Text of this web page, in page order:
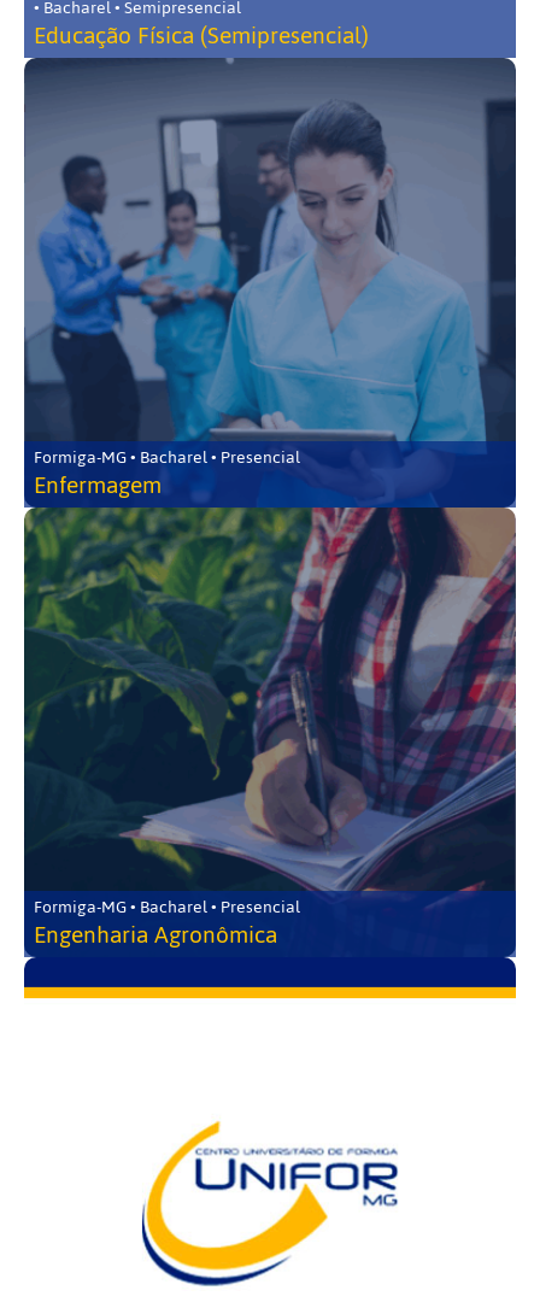
• Bacharel • Semipresencial
Educação Física (Semipresencial)
Formiga-MG • Bacharel • Presencial
Enfermagem
Formiga-MG • Bacharel • Presencial
Engenharia Agronômica